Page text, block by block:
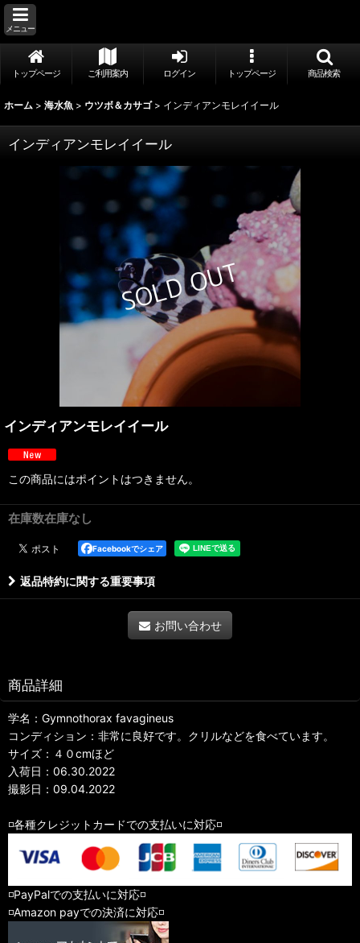
メニュー
トップページ ご利用案内 ログイン トップページ 商品検索
ホーム > 海水魚 > ウツボ＆カサゴ > インディアンモレイイール
インディアンモレイイール
インディアンモレイイール
この商品にはポイントはつきません。
在庫数在庫なし
Facebookでシェア
返品特約に関する重要事項
お問い合わせ
商品詳細
学名：Gymnothorax favagineus
コンディション：非常に良好です。クリルなどを食べています。
サイズ：４０cmほど
入荷日：06.30.2022
撮影日：09.04.2022
◽️各種クレジットカードでの支払いに対応◽️
◽️PayPalでの支払いに対応◽️
◽️Amazon payでの決済に対応◽️